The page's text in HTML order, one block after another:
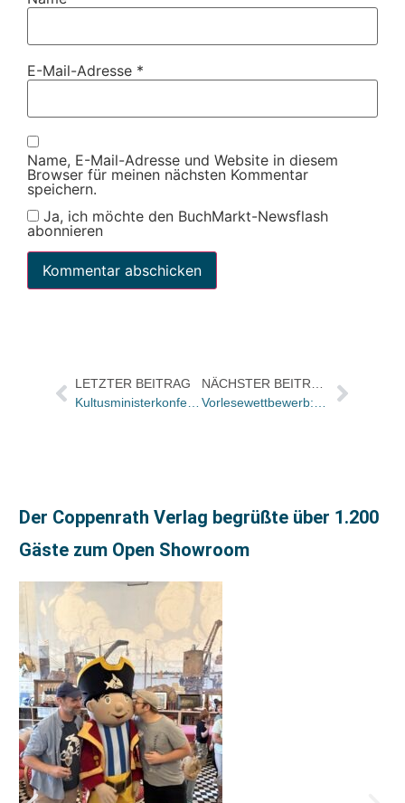
E-Mail-Adresse *
Name, E-Mail-Adresse und Website in diesem
Browser für meinen nächsten Kommentar
speichern.
Ja, ich möchte den BuchMarkt-Newsflash
abonnieren
LETZTER BEITRAG
Kultusministerkonferenz reformiert Rechtschreibreform
Der Coppenrath Verlag begrüßte über 1.200
Gäste zum Open Showroom